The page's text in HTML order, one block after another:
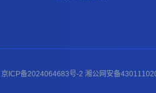
京ICP备2024064683号-2 湘公网安备